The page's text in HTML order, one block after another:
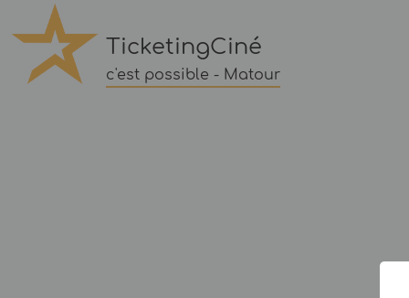
TicketingCiné
c'est possible - Matour